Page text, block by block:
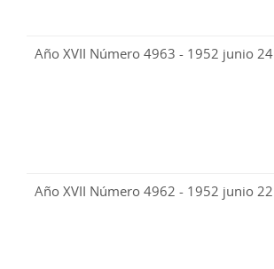
Año XVII Número 4963 - 1952 junio 24
Año XVII Número 4962 - 1952 junio 22